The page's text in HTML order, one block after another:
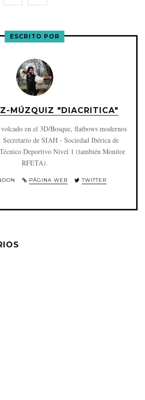
ESCRITO POR
MÚZQUIZ "DIACRITICA"
en el 3D/Bosque, flatbows modernos
Secretario de SIAH - Sociedad Ibérica de
Deportivo Nivel 1 (también Monitor
RFETA).
PÁGINA WEB TWITTER